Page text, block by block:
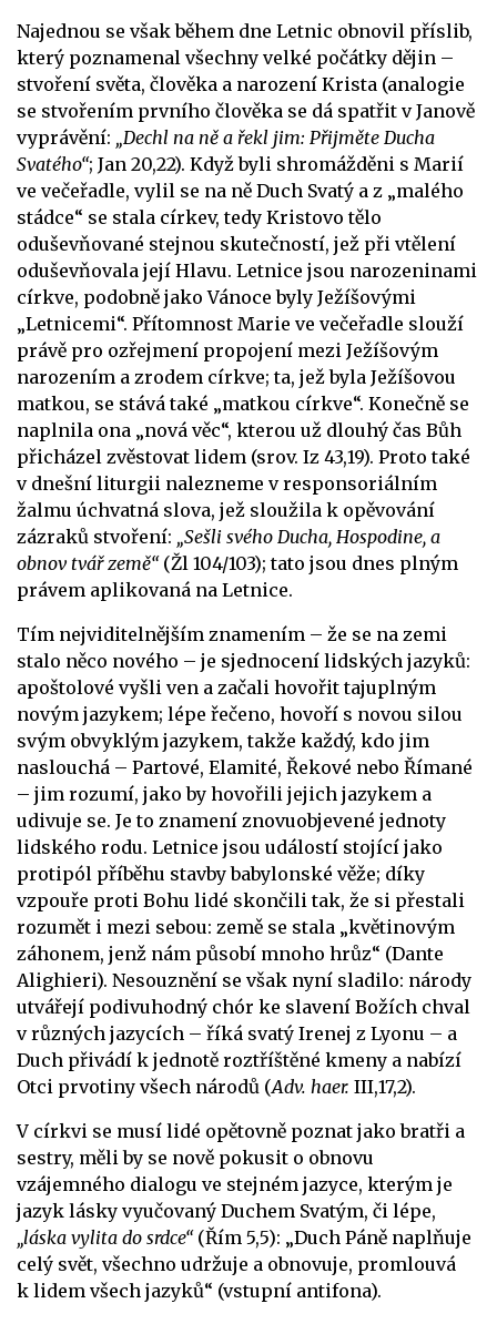
Najednou se však během dne Letnic obnovil příslib,
který poznamenal všechny velké počátky dějin –
stvoření světa, člověka a narození Krista (analogie
se stvořením prvního člověka se dá spatřit v Janově
vyprávění: „Dechl na ně a řekl jim: Přijměte Ducha
Svatého“; Jan 20,22). Když byli shromážděni s Marií
ve večeřadle, vylil se na ně Duch Svatý a z „malého
stádce“ se stala církev, tedy Kristovo tělo
oduševňované stejnou skutečností, jež při vtělení
oduševňovala její Hlavu. Letnice jsou narozeninami
církve, podobně jako Vánoce byly Ježíšovými
„Letnicemi“. Přítomnost Marie ve večeřadle slouží
právě pro ozřejmení propojení mezi Ježíšovým
narozením a zrodem církve; ta, jež byla Ježíšovou
matkou, se stává také „matkou církve“. Konečně se
naplnila ona „nová věc“, kterou už dlouhý čas Bůh
přicházel zvěstovat lidem (srov. Iz 43,19). Proto také
v dnešní liturgii nalezneme v responsoriálním
žalmu úchvatná slova, jež sloužila k opěvování
zázraků stvoření: „Sešli svého Ducha, Hospodine, a
obnov tvář země“(Žl 104/103); tato jsou dnes plným
právem aplikovaná na Letnice.
Tím nejviditelnějším znamením – že se na zemi
stalo něco nového – je sjednocení lidských jazyků:
apoštolové vyšli ven a začali hovořit tajuplným
novým jazykem; lépe řečeno, hovoří s novou silou
svým obvyklým jazykem, takže každý, kdo jim
naslouchá – Partové, Elamité, Řekové nebo Římané
– jim rozumí, jako by hovořili jejich jazykem a
udivuje se. Je to znamení znovuobjevené jednoty
lidského rodu. Letnice jsou událostí stojící jako
protipól příběhu stavby babylonské věže; díky
vzpouře proti Bohu lidé skončili tak, že si přestali
rozumět i mezi sebou: země se stala „květinovým
záhonem, jenž nám působí mnoho hrůz“ (Dante
Alighieri). Nesouznění se však nyní sladilo: národy
utvářejí podivuhodný chór ke slavení Božích chval
v různých jazycích – říká svatý Irenej z Lyonu – a
Duch přivádí k jednotě roztříštěné kmeny a nabízí
Otci prvotiny všech národů (Adv. haer. III,17,2).
V církvi se musí lidé opětovně poznat jako bratři a
sestry, měli by se nově pokusit o obnovu
vzájemného dialogu ve stejném jazyce, kterým je
jazyk lásky vyučovaný Duchem Svatým, či lépe,
„láska vylita do srdce“(Řím 5,5): „Duch Páně naplňuje
celý svět, všechno udržuje a obnovuje, promlouvá
k lidem všech jazyků“ (vstupní antifona).